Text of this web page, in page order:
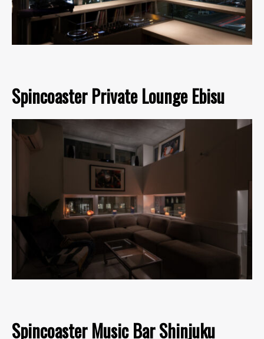
Spincoaster Private Lounge Ebisu
Spincoaster Music Bar Shinjuku